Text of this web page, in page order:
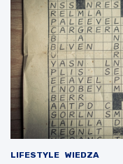
LIFESTYLE WIEDZA